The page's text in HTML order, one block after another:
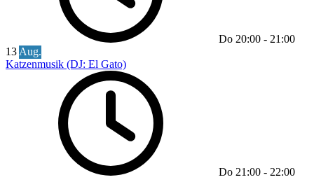
Do 20:00 - 21:00
13 Aug.
Katzenmusik (DJ: El Gato)
Do 21:00 - 22:00